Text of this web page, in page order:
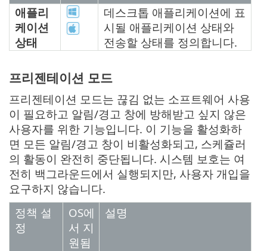
애플리
케이션
상태
데스크톱 애플리케이션에 표
시될 애플리케이션 상태와
전송할 상태를 정의합니다.
프리젠테이션 모드
프리젠테이션 모드는 끊김 없는 소프트웨어 사용
이 필요하고 알림/경고 창에 방해받고 싶지 않은
사용자를 위한 기능입니다. 이 기능을 활성화하
면 모든 알림/경고 창이 비활성화되고, 스케쥴러
의 활동이 완전히 중단됩니다. 시스템 보호는 여
전히 백그라운드에서 실행되지만, 사용자 개입을
요구하지 않습니다.
정책 설
정
OS에
서 지
원됨
설명